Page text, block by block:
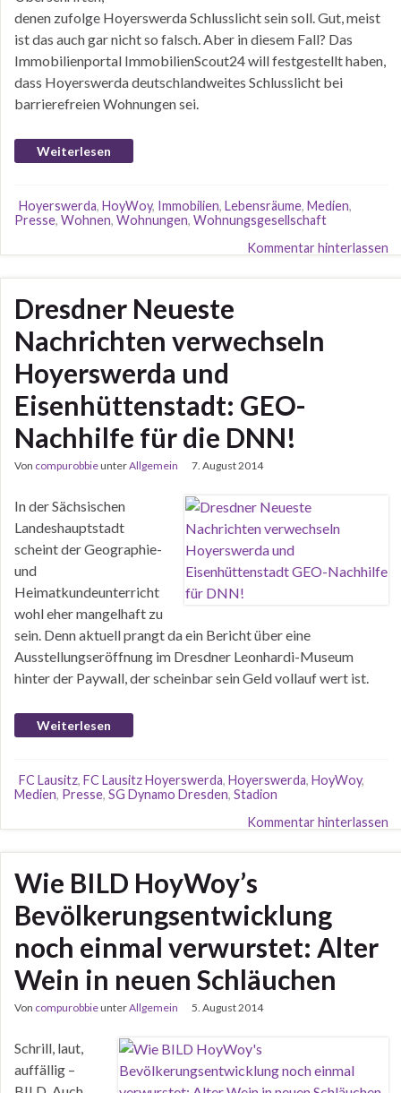
denen zufolge Hoyerswerda Schlusslicht sein soll. Gut, meist
ist das auch gar nicht so falsch. Aber in diesem Fall? Das
Immobilienportal ImmobilienScout24 will festgestellt haben,
dass Hoyerswerda deutschlandweites Schlusslicht bei
barrierefreien Wohnungen sei.
Weiterlesen
Hoyerswerda, HoyWoy, Immobilien, Lebensräume, Medien,
Presse, Wohnen, Wohnungen, Wohnungsgesellschaft
Kommentar hinterlassen
Dresdner Neueste
Nachrichten verwechseln
Hoyerswerda und
Eisenhüttenstadt: GEO-
Nachhilfe für die DNN!
Von compurobbieunterAllgemein 7. August 2014
In der Sächsischen
Landeshauptstadt
scheint der Geographie-
und
Heimatkundeunterricht
wohl eher mangelhaft zu
sein. Denn aktuell prangt da ein Bericht über eine
Ausstellungseröffnung im Dresdner Leonhardi-Museum
hinter der Paywall, der scheinbar sein Geld vollauf wert ist.
Weiterlesen
FC Lausitz, FC Lausitz Hoyerswerda, Hoyerswerda, HoyWoy,
Medien, Presse, SG Dynamo Dresden, Stadion
Kommentar hinterlassen
Wie BILD HoyWoy’s
Bevölkerungsentwicklung
noch einmal verwurstet: Alter
Wein in neuen Schläuchen
Von compurobbieunterAllgemein 5. August 2014
Schrill, laut,
auffällig –